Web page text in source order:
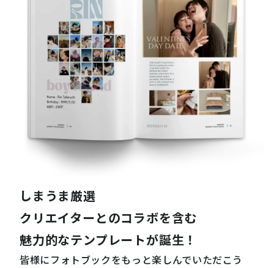
しまうま厳選
クリエイターとのコラボを含む
魅力的なテンプレートが誕生！
皆様にフォトブックをもっと楽しんでいただこう